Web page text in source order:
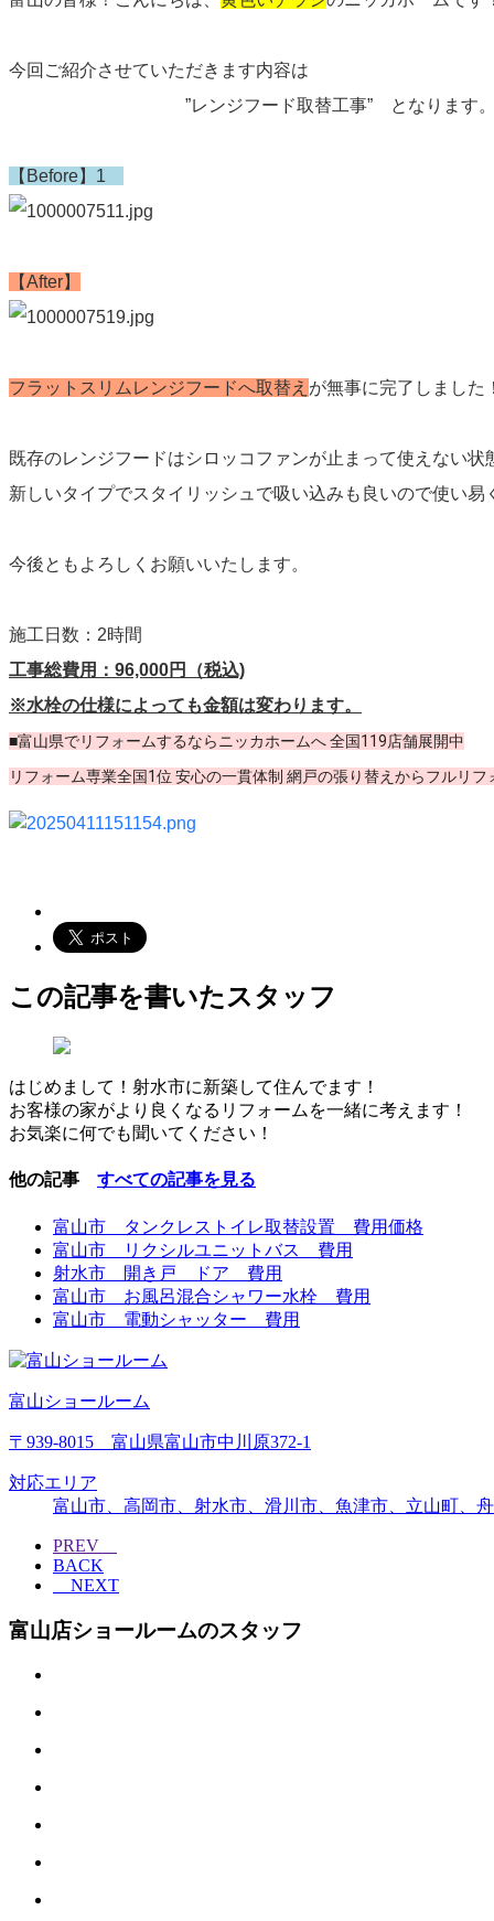
今回ご紹介させていただきます内容は
”レンジフード取替工事” となります。
【Before】1
【After】
フラットスリムレンジフードへ取替え が無事に完了しました
既存のレンジフードはシロッコファンが止まって使えない状
新しいタイプでスタイリッシュで吸い込みも良いので使い易
今後ともよろしくお願いいたします。
施工日数：2時間
工事総費用：96,000円（税込)
※水栓の仕様によっても金額は変わります。
■富山県でリフォームするならニッカホームへ 全国119店舗展開中
リフォーム専業全国1位 安心の一貫体制 網戸の張り替えからフルリフ
この記事を書いたスタッフ
はじめまして！射水市に新築して住んでます！
お客様の家がより良くなるリフォームを一緒に考えます！
お気楽に何でも聞いてください！
他の記事 すべての記事を見る
富山市 タンクレストイレ取替設置 費用価格
富山市 リクシルユニットバス 費用
射水市 開き戸 ドア 費用
富山市 お風呂混合シャワー水栓 費用
富山市 電動シャッター 費用
富山ショールーム
〒939-8015 富山県富山市中川原372-1
対応エリア
富山市、高岡市、射水市、滑川市、魚津市、立山町、
PREV
BACK
NEXT
富山店ショールームのスタッフ